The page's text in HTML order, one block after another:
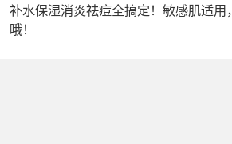
补水保湿消炎祛痘全搞定！敏感肌适用
哦！